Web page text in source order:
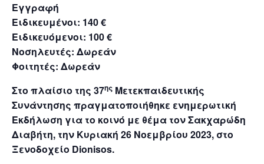
Εγγραφή
Ειδικευμένοι: 140 €
Ειδικευόμενοι: 100 €
Noσηλευτές: Δωρεάν
Φοιτητές: Δωρεάν
Στο πλαίσιο της 37ης Μετεκπαιδευτικής
Συνάντησης πραγματοποιήθηκε ενημερωτική
Εκδήλωση για το κοινό με θέμα τον Σακχαρώδη
Διαβήτη, την Κυριακή 26 Νοεμβρίου 2023, στο
Ξενοδοχείο Dionisos.